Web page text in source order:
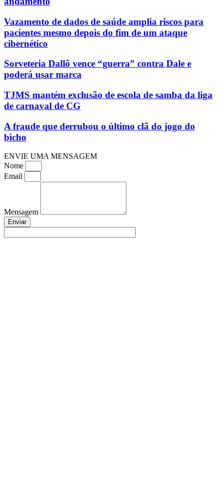
Vazamento de dados de saúde amplia riscos para
pacientes mesmo depois do fim de um ataque
cibernético
Sorveteria Dallô vence “guerra” contra Dale e
poderá usar marca
TJMS mantém exclusão de escola de samba da liga
de carnaval de CG
A fraude que derrubou o último clã do jogo do
bicho
ENVIE UMA MENSAGEM
Nome
Email
Mensagem
Enviar